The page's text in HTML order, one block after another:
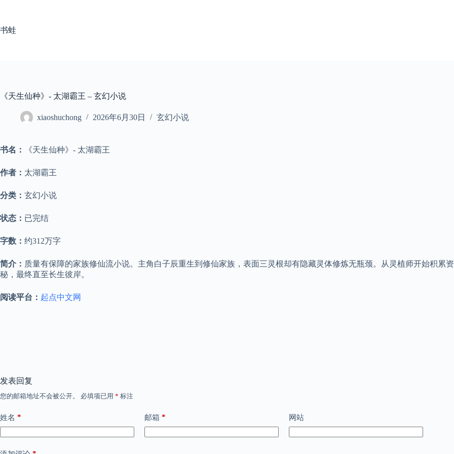
内
容
书蛙
《天生仙种》- 太湖霸王 – 玄幻小说
xiaoshuchong 2026年6月30日 玄幻小说
书名： 《天生仙种》- 太湖霸王
作者： 太湖霸王
分类： 玄幻小说
状态： 已完结
字数： 约312万字
简介： 质量有保障的家族修仙流小说。主角白子辰重生到修仙家族，表面三灵根却有隐藏灵体修炼无瓶颈。从灵植师开始积累
秘，最终直至长生彼岸。
阅读平台： 起点中文网
发表回复
您的邮箱地址不会被公开。 必填项已用 * 标注
姓名 * 邮箱 * 网站